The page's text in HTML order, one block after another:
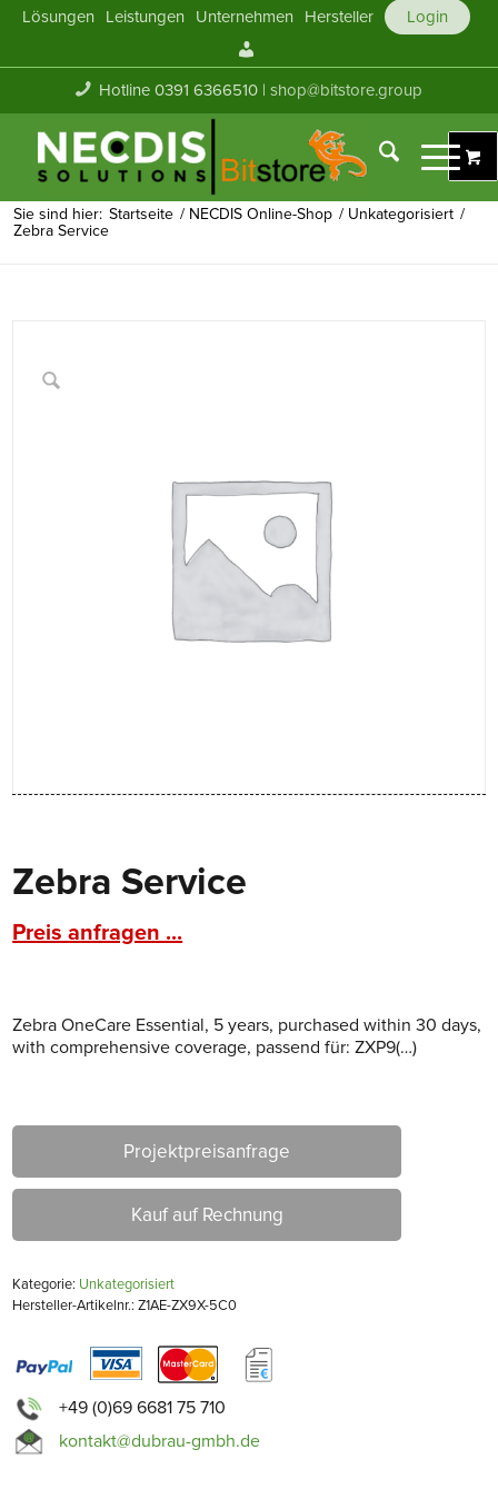
Lösungen Leistungen Unternehmen Hersteller
Login
Konto
Hotline 0391 6366510 |shop@bitstore.group
Sie sind hier: Startseite / NECDIS Online-Shop / Unkategorisiert /
Zebra Service
Zebra Service
Preis anfragen ...
Zebra OneCare Essential, 5 years, purchased within 30 days,
with comprehensive coverage, passend für: ZXP9(…)
Projektpreisanfrage
Kauf auf Rechnung
Kategorie: Unkategorisiert
Hersteller-Artikelnr.: Z1AE-ZX9X-5C0
+49 (0)69 6681 75 710
kontakt@dubrau-gmbh.de